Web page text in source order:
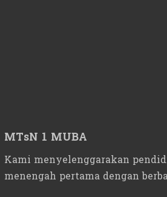
MTsN 1 MUBA
Kami menyelenggarakan
menengah pertama dengan